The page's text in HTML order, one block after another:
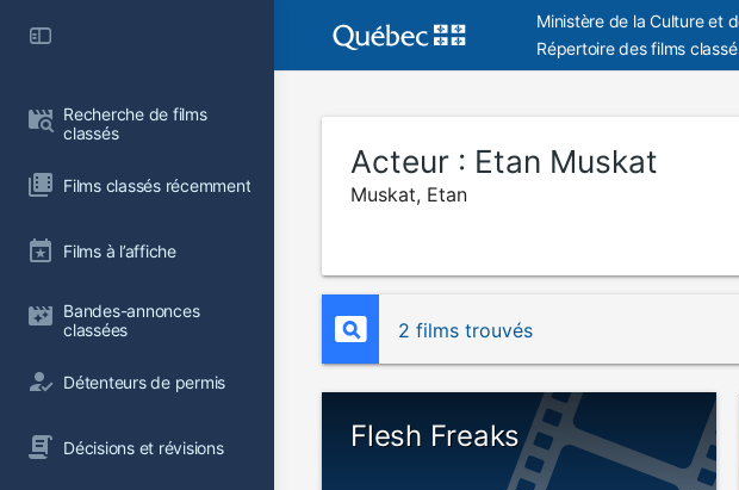
Recherche de films
classés
Films classés récemment
Films à l’affiche
Bandes-annonces
classées
Détenteurs de permis
Décisions et révisions
Ministère de la Culture et
Répertoire des films
Acteur : Etan Muskat
Muskat, Etan
2 films trouvés
Flesh Freaks